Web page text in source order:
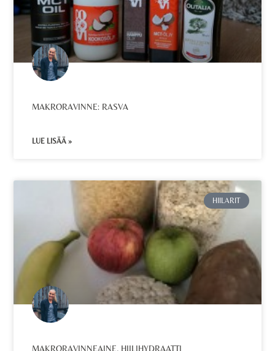
MAKRORAVINNE: RASVA
LUE LISÄÄ »
HIILARIT
MAKRORAVINNEAINE, HIILIHYDRAATTI